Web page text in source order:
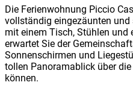
Die Ferienwohnung Piccio
vollständig eingezäunten
mit einem Tisch, Stühlen und
erwartet Sie der
Sonnenschirmen und
tollen Panoramablick über
können.